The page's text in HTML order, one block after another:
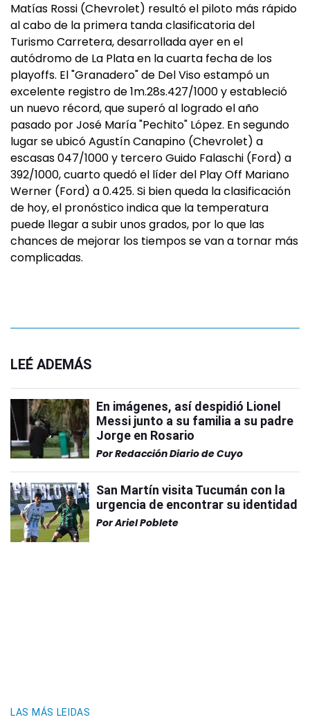
Matías Rossi (Chevrolet) resultó el piloto más rápido
al cabo de la primera tanda clasificatoria del
Turismo Carretera, desarrollada ayer en el
autódromo de La Plata en la cuarta fecha de los
playoffs. El "Granadero" de Del Viso estampó un
excelente registro de 1m.28s.427/1000 y estableció
un nuevo récord, que superó al logrado el año
pasado por José María "Pechito" López. En segundo
lugar se ubicó Agustín Canapino (Chevrolet) a
escasas 047/1000 y tercero Guido Falaschi (Ford) a
392/1000, cuarto quedó el líder del Play Off Mariano
Werner (Ford) a 0.425. Si bien queda la clasificación
de hoy, el pronóstico indica que la temperatura
puede llegar a subir unos grados, por lo que las
chances de mejorar los tiempos se van a tornar más
complicadas.
LEÉ ADEMÁS
En imágenes, así despidió Lionel
Messi junto a su familia a su padre
Jorge en Rosario
PorRedacción Diario de Cuyo
San Martín visita Tucumán con la
urgencia de encontrar su identidad
PorAriel Poblete
LAS MÁS LEIDAS